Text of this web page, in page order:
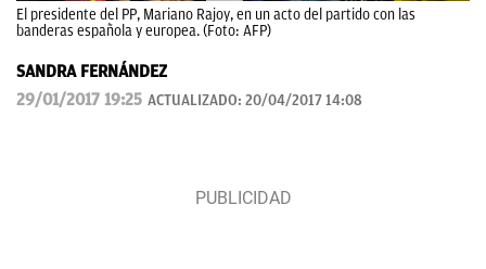
El presidente del PP, Mariano Rajoy, en un acto del partido con las
banderas española y europea. (Foto: AFP)
SANDRA FERNÁNDEZ
29/01/2017 19:25 ACTUALIZADO: 20/04/2017 14:08